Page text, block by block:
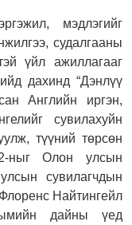
мэдлэгийг
судалгааны
үйл ажиллагааг
дахинд “Дэнлүү
Английн иргэн,
сувилахуйн
түүний төрсөн
ныг Олон улсын
сувилагчдын
Найтингейл
дайны үед